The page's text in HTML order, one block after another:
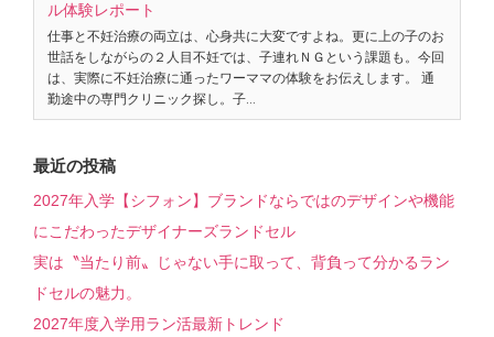
ル体験レポート
仕事と不妊治療の両立は、心身共に大変ですよね。更に上の子のお
世話をしながらの２人目不妊では、子連れＮＧという課題も。今回
は、実際に不妊治療に通ったワーママの体験をお伝えします。 通
勤途中の専門クリニック探し。子…
最近の投稿
2027年入学【シフォン】ブランドならではのデザインや機能
にこだわったデザイナーズランドセル
実は〝当たり前〟じゃない手に取って、背負って分かるラン
ドセルの魅力。
2027年度入学用ラン活最新トレンド